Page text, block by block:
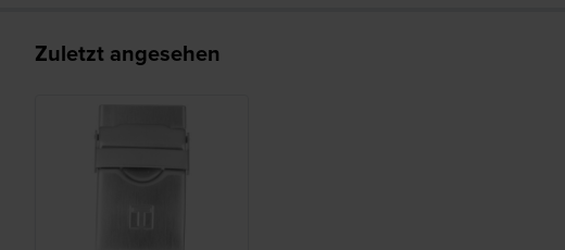
Zuletzt angesehen